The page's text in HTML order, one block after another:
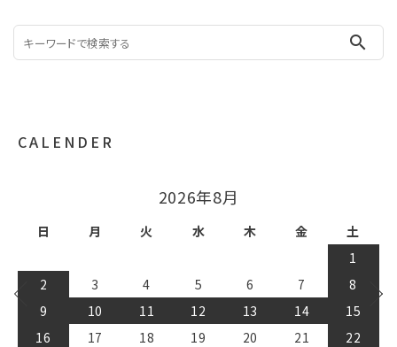
search
CALENDER
2026年9月
日 月 火 水 木 金
土
5
6
7 8 9 10 11
12
13
14 15 16 17 18
19
20
21 22 23 24 25
26